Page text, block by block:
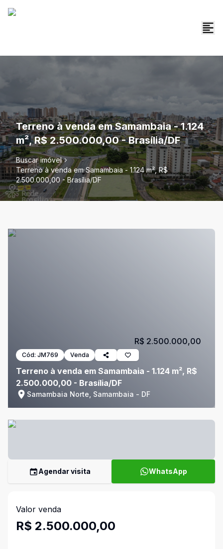
Terreno à venda em Samambaia - 1.124
m², R$ 2.500.000,00 - Brasília/DF
Buscar imóvel
Terreno à venda em Samambaia - 1.124 m², R$
2.500.000,00 - Brasília/DF
Cód: JM769 Venda
Terreno à venda em Samambaia - 1.124 m², R$
2.500.000,00 - Brasília/DF
Samambaia Norte, Samambaia - DF
R$ 2.500.000,00
Agendar visita WhatsApp
Valor venda
R$ 2.500.000,00